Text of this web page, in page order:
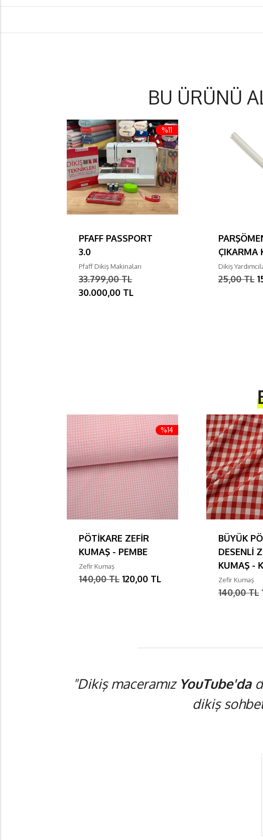
BU ÜRÜNÜ
%11
PFAFF PASSPORT
3.0
Pfaff Dikiş Makinaları
33.799,00 TL
30.000,00 TL
ÇIKARMA
Dikiş
25,00 TL
%14
PÖTİKARE ZEFİR
KUMAŞ - PEMBE
Zefir Kumaş
140,00 TL 120,00 TL
BÜYÜK
DESENLİ
KUMAŞ -
Zefir Kumaş
140,00 TL
"Dikiş maceramız YouTube'da
dikiş